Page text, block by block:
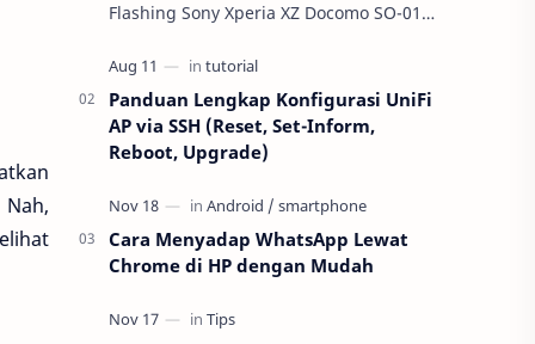
Flashing Sony Xperia XZ Docomo SO-01J.
kalian yang belu…
Panduan Lengkap Konfigurasi UniFi
AP via SSH (Reset, Set-Inform,
Reboot, Upgrade)
Cara Menyadap WhatsApp Lewat
Chrome di HP dengan Mudah